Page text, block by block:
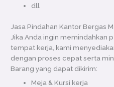
dll
Jasa Pindahan Kantor Bergas
Jika Anda ingin memindahkan
tempat kerja, kami
dengan proses cepat serta
Barang yang dapat dikirim:
Meja & Kursi kerja